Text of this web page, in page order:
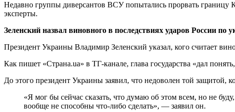
Недавно группы диверсантов ВСУ попытались прорвать границу
эксперты.
Зеленский назвал виновного в последствиях ударов России по
Президент Украины Владимир Зеленский указал, кого считает
Как пишет «Страна.ua» в TГ-канале, глава государства «дал
До этого президент Украины заявил, что недоволен той защитой,
«Я мог бы сейчас сказать, что думаю об этом всем, но не
вообще не способны что-либо сделать», — заявил он.